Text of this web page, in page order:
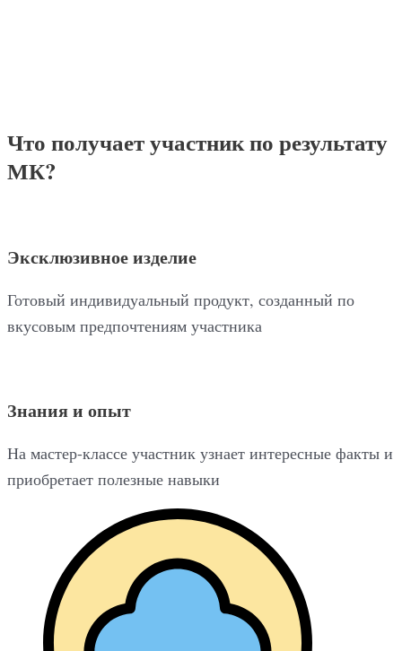
Что получает участник по результату
МК?
Эксклюзивное изделие
Готовый индивидуальный продукт, созданный по
вкусовым предпочтениям участника
Знания и опыт
На мастер-классе участник узнает интересные факты и
приобретает полезные навыки